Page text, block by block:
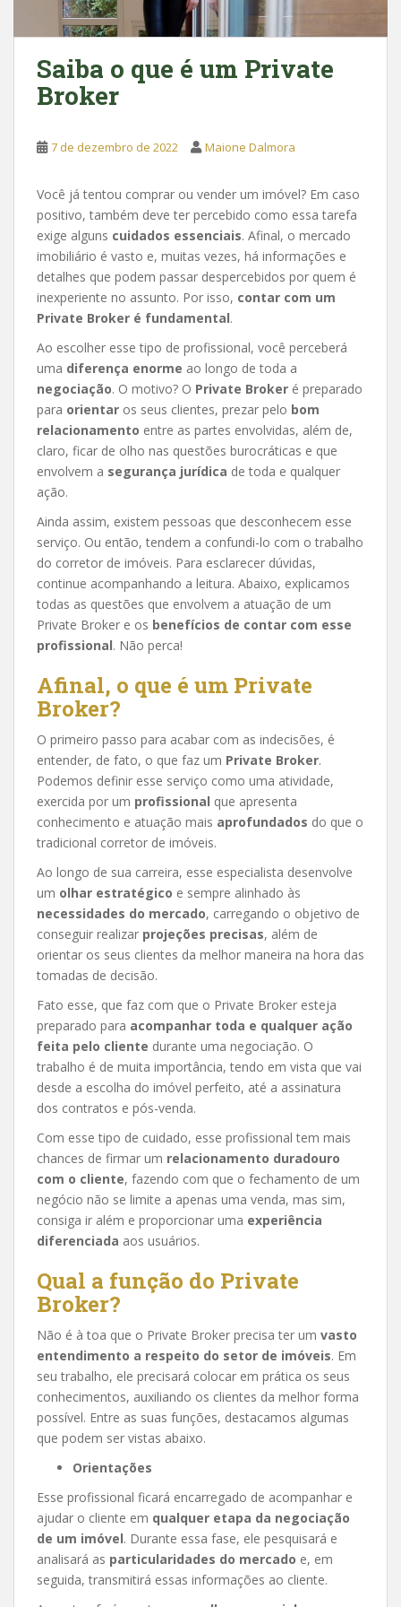
Saiba o que é um Private
Broker
7 de dezembro de 2022 Maione Dalmora
Você já tentou comprar ou vender um imóvel? Em caso
positivo, também deve ter percebido como essa tarefa
exige alguns cuidados essenciais. Afinal, o mercado
imobiliário é vasto e, muitas vezes, há informações e
detalhes que podem passar despercebidos por quem é
inexperiente no assunto. Por isso, contar com um
Private Broker é fundamental.
Ao escolher esse tipo de profissional, você perceberá
uma diferença enorme ao longo de toda a
negociação. O motivo? O Private Broker é preparado
para orientar os seus clientes, prezar pelo bom
relacionamento entre as partes envolvidas, além de,
claro, ficar de olho nas questões burocráticas e que
envolvem a segurança jurídica de toda e qualquer
ação.
Ainda assim, existem pessoas que desconhecem esse
serviço. Ou então, tendem a confundi-lo com o trabalho
do corretor de imóveis. Para esclarecer dúvidas,
continue acompanhando a leitura. Abaixo, explicamos
todas as questões que envolvem a atuação de um
Private Broker e os benefícios de contar com esse
profissional. Não perca!
Afinal, o que é um Private
Broker?
O primeiro passo para acabar com as indecisões, é
entender, de fato, o que faz um Private Broker.
Podemos definir esse serviço como uma atividade,
exercida por um profissional que apresenta
conhecimento e atuação mais aprofundados do que o
tradicional corretor de imóveis.
Ao longo de sua carreira, esse especialista desenvolve
um olhar estratégico e sempre alinhado às
necessidades do mercado, carregando o objetivo de
conseguir realizar projeções precisas, além de
orientar os seus clientes da melhor maneira na hora das
tomadas de decisão.
Fato esse, que faz com que o Private Broker esteja
preparado para acompanhar toda e qualquer ação
feita pelo cliente durante uma negociação. O
trabalho é de muita importância, tendo em vista que vai
desde a escolha do imóvel perfeito, até a assinatura
dos contratos e pós-venda.
Com esse tipo de cuidado, esse profissional tem mais
chances de firmar um relacionamento duradouro
com o cliente, fazendo com que o fechamento de um
negócio não se limite a apenas uma venda, mas sim,
consiga ir além e proporcionar uma experiência
diferenciada aos usuários.
Qual a função do Private
Broker?
Não é à toa que o Private Broker precisa ter um vasto
entendimento a respeito do setor de imóveis. Em
seu trabalho, ele precisará colocar em prática os seus
conhecimentos, auxiliando os clientes da melhor forma
possível. Entre as suas funções, destacamos algumas
que podem ser vistas abaixo.
Orientações
Esse profissional ficará encarregado de acompanhar e
ajudar o cliente em qualquer etapa da negociação
de um imóvel. Durante essa fase, ele pesquisará e
analisará as particularidades do mercado e, em
seguida, transmitirá essas informações ao cliente.